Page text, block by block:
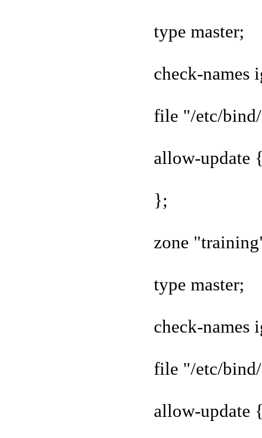
type master;
check-names
file "/etc/
allow-update
};
zone
type master;
check-names
file "/etc/
allow-update